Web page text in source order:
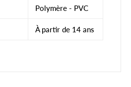
Polymère - PVC
À partir de 14 ans